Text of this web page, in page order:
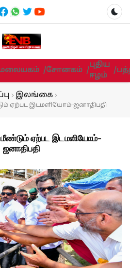
/சோனகம் /
புதிய
ஈழம்
/
இலங்கை
ஏற்பட இடமளியோம்-ஜனாதிபதி
மீண்டும் ஏற்பட இடமளியோம்-
ஜனாதிபதி